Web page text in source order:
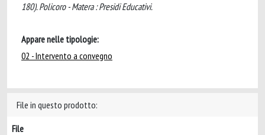
180). Policoro - Matera : Presidi Educativi.
Appare nelle tipologie:
02 - Intervento a convegno
File in questo prodotto:
File